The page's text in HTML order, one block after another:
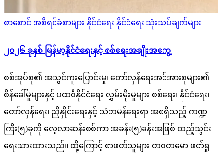
in
စာစောင် အစီရင်ခံစာများ နိုင်ငံရေး နိုင်ငံရေး သုံးသပ်ချက်များ
၂၀၂၆ ခုနှစ် မြန်မာ့နိုင်ငံရေးနှင့် စစ်ရေးအချိုးအကွေ့
စစ်အုပ်စု၏ အသွင်ကူးပြောင်းမှု၊ တော်လှန်ရေးအင်အားစုများ၏
စိန်ခေါ်မှုများနှင့် ပထဝီနိုင်ငံရေး လွှမ်းမိုးမှုများ စစ်ရေး၊ နိုင်ငံရေး၊
တော်လှန်ရေး၊ ညှိနှိုင်းရေးနှင့် သံတမန်ရေးရာ အစရှိသည့် ကဏ္ဍ
ကြီး(၅)ခုကို လေ့လာဆန်းစစ်ကာ အခန်း(၅)ခန်းအဖြစ် ထည့်သွင်း
ရေးသားထားသည်။ ထို့ကြောင့် စာဖတ်သူများ တဝတမော ဖတ်ရှု